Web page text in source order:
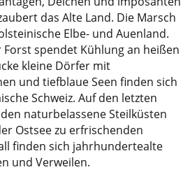
das Alte Land. Die Marsch
Elbe- und Auenland.
spendet Kühlung an heißen
kleine Dörfer mit
und tiefblaue Seen finden sich
Schweiz. Auf den letzten
naturbelassene Steilküsten
Ostsee zu erfrischenden
finden sich jahrhundertealte
und Verweilen.